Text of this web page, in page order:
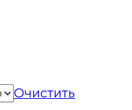
Очистить